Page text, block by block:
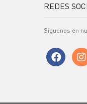
REDES
Síguenos en